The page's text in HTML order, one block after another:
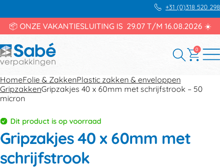
+31 (0)318 520 298
📦 ONZE VAKANTIESLUITING IS 29.07 T/M 16.08.2026 ☀️
0
HomeFolie & ZakkenPlastic zakken & enveloppen
GripzakkenGripzakjes 40 x 60mm met schrijfstrook – 50
micron
Dit product is op voorraad
Gripzakjes 40 x 60mm met
schrijfstrook